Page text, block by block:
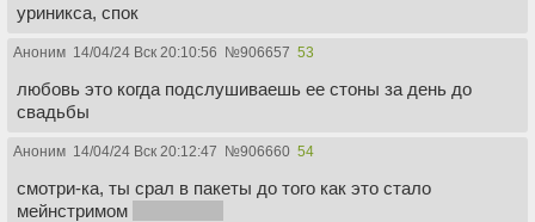
уриникса, спок
Аноним 14/04/24 Вск 20:10:56 №906657 53
любовь это когда подслушиваешь ее стоны за день до
свадьбы
Аноним 14/04/24 Вск 20:12:47 №906660 54
смотри-ка, ты срал в пакеты до того как это стало
мейнстримом